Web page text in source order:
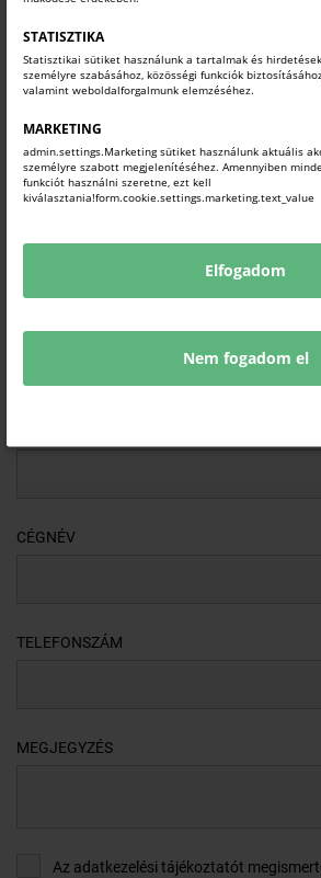
STATISZTIKA
Statisztikai sütiket használunk a tartalmak és hirdetések
személyre szabásához, közösségi funkciók
valamint weboldalforgalmunk elemzéséhez.
MARKETING
admin.settings.Marketing sütiket használunk aktuális
személyre szabott megjelenítéséhez. Amennyiben
funkciót használni szeretne, ezt kell
kiválasztania!form.cookie.settings.marketing.text_value
Elfogadom
Nem fogadom el
JELENTKEZÉSI
A rendezvény térítésmentes,
regisztrációhoz
(Jelentkezési határidő: 2026.
CÉGNÉV
TELEFONSZÁM
MEGJEGYZÉS
Az adatkezelési tájékoztatót